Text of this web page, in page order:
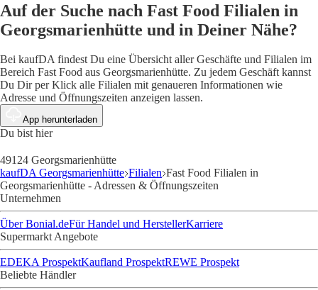
Auf der Suche nach Fast Food Filialen in
Georgsmarienhütte und in Deiner Nähe?
Bei kaufDA findest Du eine Übersicht aller Geschäfte und Filialen im
Bereich Fast Food aus Georgsmarienhütte. Zu jedem Geschäft kannst
Du Dir per Klick alle Filialen mit genaueren Informationen wie
Adresse und Öffnungszeiten anzeigen lassen.
App herunterladen
Du bist hier
49124 Georgsmarienhütte
kaufDA Georgsmarienhütte Filialen Fast Food Filialen in
Georgsmarienhütte - Adressen & Öffnungszeiten
Unternehmen
Über Bonial.deFür Handel und HerstellerKarriere
Supermarkt Angebote
EDEKA ProspektKaufland ProspektREWE Prospekt
Beliebte Händler